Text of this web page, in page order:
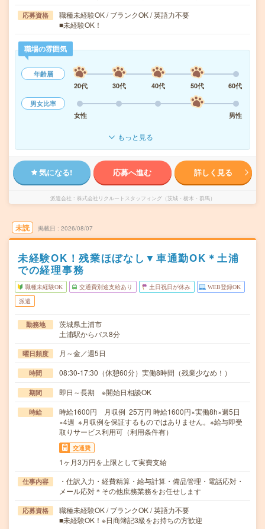
応募資格
職種未経験OK / ブランクOK / 英語力不要
■未経験OK！
職場の雰囲気
年齢層
20代
30代 40代 50代
60代
男女比率
女性
男性
もっと見る
気になる! 応募へ進む 詳しく見る
派遣会社 株式会社リクルートスタッフィング（茨城・栃木・群馬）
未読 掲載日 2026/08/07
未経験OK！残業ほぼなし▼車通勤OK＊土浦
での経理事務
職種未経験OK 交通費別途支給あり 土日祝日が休み WEB登録OK
派遣
勤務地
茨城県土浦市
土浦駅からバス8分
曜日頻度 月～金／週5日
時間 08:30-17:30（休憩60分）実働8時間（残業少なめ！）
期間 即日～長期 ※開始日相談OK
時給
時給1600円 月収例 25万円 時給1600円×実働8h×週5日
×4週 ※月収例を保証するものではありません。※給与即受
取りサービス利用可（利用条件有）
交通費
1ヶ月3万円を上限として実費支給
仕事内容
・仕訳入力・経費精算・給与計算・備品管理・電話応対・
メール応対＊その他庶務業務をお任せします
応募資格
職種未経験OK / ブランクOK / 英語力不要
■未経験OK！※日商簿記3級をお持ちの方歓迎